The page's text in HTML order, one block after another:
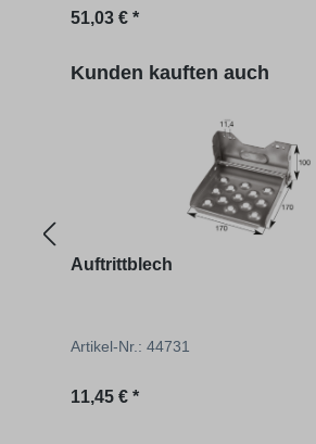
Regulärer Preis:
51,03 € *
Produktgalerie überspringen
Kunden kauften auch
Auftrittblech
Artikel-Nr.: 44731
Regulärer Preis:
11,45 € *